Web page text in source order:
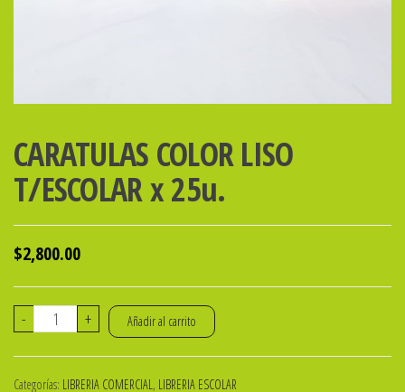
CARATULAS COLOR LISO
T/ESCOLAR x 25u.
$2,800.00
-
CARATULAS
+ Añadir al carrito
Categorías: LIBRERIA COMERCIAL, LIBRERIA ESCOLAR